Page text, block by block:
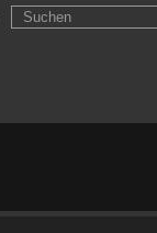
Suchformular
Suchen